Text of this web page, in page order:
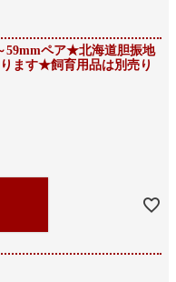
59mmペア★北海道胆振地
ます★飼育用品は別売り